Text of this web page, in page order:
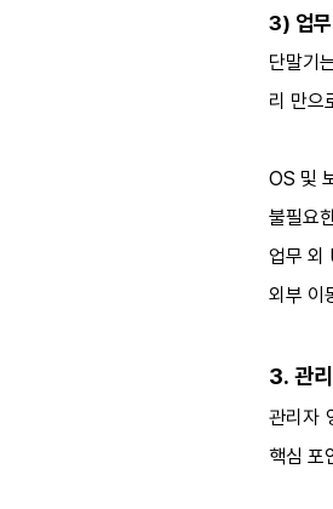
3) 업무
단말기
리 만으
OS 및
불필요
업무 외
외부 이
3. 관
관리자
핵심 포